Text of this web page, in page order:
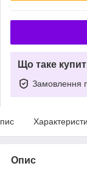
Що таке
Замовлення
Опис